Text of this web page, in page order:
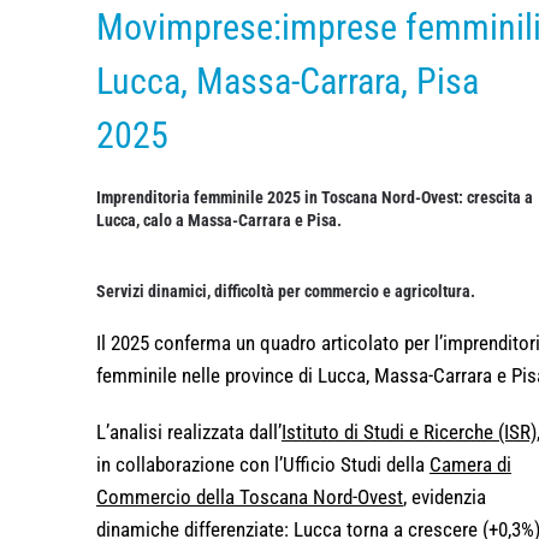
Movimprese:imprese femminili
Lucca, Massa-Carrara, Pisa
2025
Imprenditoria femminile 2025 in Toscana Nord-Ovest: crescita a
Lucca, calo a Massa-Carrara e Pisa.
Servizi dinamici, difficoltà per commercio e agricoltura.
Il 2025 conferma un quadro articolato per
femminile nelle province di Lucca, Massa-Carrara e
L’analisi realizzata dall’Istituto di Studi e Ricerche (ISR),
in collaborazione con l’Ufficio Studi della Camera di
Commercio della Toscana Nord-Ovest, evidenzia
dinamiche differenziate: Lucca torna a crescere